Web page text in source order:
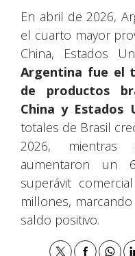
En abril de 2026,
el cuarto mayor
China, Estados
Argentina fue el
de productos
China y Estados
totales de Brasil
2026, mientras
aumentaron un
superávit
millones,
saldo positivo.